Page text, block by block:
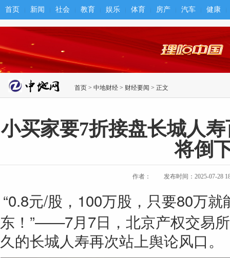
首页 新闻 社会 教育 娱乐 体育 房产 汽车 健康
首页 > 中地财经 > 财经要闻 > 正文
小买家要7折接盘长城人
将倒
作者： 发布时间：2025-07-28
​“0.8元/股，100万股，只要80万
东！”——7月7日，北京产权交易
久的长城人寿再次站上舆论风口。